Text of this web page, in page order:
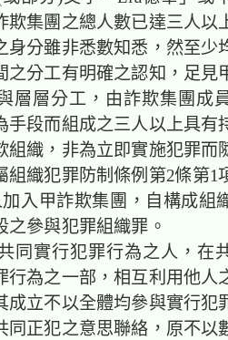
欺集團之總人數已達三人以
身分雖非悉數知悉，然至少
之分工有明確之認知，足見
層層分工，由詐欺集團成
手段而組成之三人以上具有
組織，非為立即實施犯罪而
組織犯罪防制條例第2條第1
入甲詐欺集團，自構成組
之參與犯罪組織罪。
實行犯罪行為之人，在
行為之一部，相互利用他人
成立不以全體均參與實行犯
同正犯之意思聯絡，原不以